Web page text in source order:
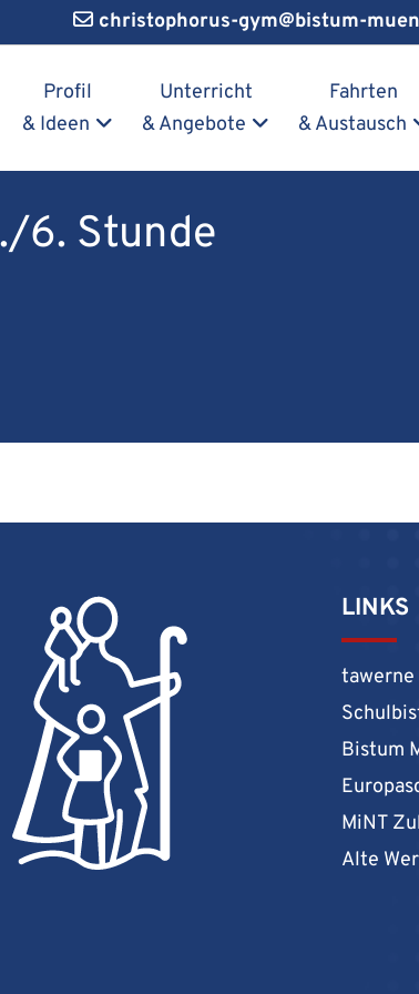
christophorus-gym@bistum-
Profil
& Ideen
Unterricht
& Angebote
Fahrten
& Austausch
6. Stunde
LINKS
tawerne
Bistum
MiNT
Alte